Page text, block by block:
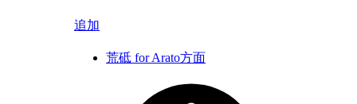
追加
荒砥 for Arato方面